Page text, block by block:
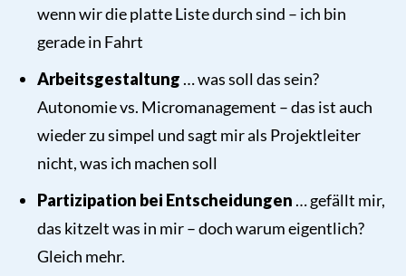
wenn wir die platte Liste durch sind – ich bin
gerade in Fahrt
Arbeitsgestaltung … was soll das sein?
Autonomie vs. Micromanagement – das ist auch
wieder zu simpel und sagt mir als Projektleiter
nicht, was ich machen soll
Partizipation bei Entscheidungen … gefällt mir,
das kitzelt was in mir – doch warum eigentlich?
Gleich mehr.